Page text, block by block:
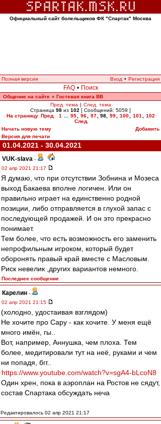
Официальный сайт болельщиков ФК "Спартак" Москва
Полная версия Вход • Регистрация
FAQ • Поиск
Общение на сайте » Гостевая книга ВВ
Пред. тема | След. тема
Страница 98 из 102 [ Сообщений: 5059 ]
На страницу Пред. 1 95 96 97 98, 99 100 101
102
След.
Начать новую тему
Добавить
Версия для печати
01.04.2021 - 30.04.2021
VUK-slava -
02 апр 2021 21:17
Я думаю, что при отсутствии Зобнина и Мозеса
выход Бакаева вполне логичен. Или он
правильно играет на единственно родной
позиции, либо отправляется в глухой запас с
последующей продажей. И он это прекрасно
понимает.
Тем более, что есть возможность его заменить
непрофильным игроком, который будет
оборонять правый край вместе с Масловым.
Риск невелик ,других вариантов немного.
Последнее сообщение
Карелин -
02 апр 2021 21:15
(холодно, удостаивая взглядом)
Не хочите про Сару - как хочите. У меня ещё
много имён, гы..
Вот, например, Аннушка, чем плоха. Тем
более, медитировали тут на неё, руками и чем
ни попадя, бгг..
https://www.youtube.com/watch?v=sgA4-bLcoN8
Один хрен, пока в аэроплан на Ростов не сядут,
состав Спартака обсуждать неча
Редактировалось 02 апр 2021 21:17